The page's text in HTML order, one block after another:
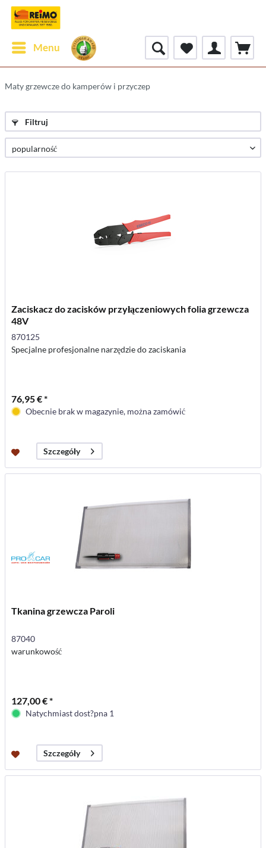
Menu
Maty grzewcze do kamperów i przyczep
Filtruj
Zaciskacz do zacisków przyłączeniowych folia grzewcza
48V
870125
Specjalne profesjonalne narzędzie do zaciskania
76,95 € *
Obecnie brak w magazynie, można zamówić
Szczegóły
Tkanina grzewcza Paroli
87040
warunkowość
127,00 € *
Natychmiast dost?pna 1
Szczegóły